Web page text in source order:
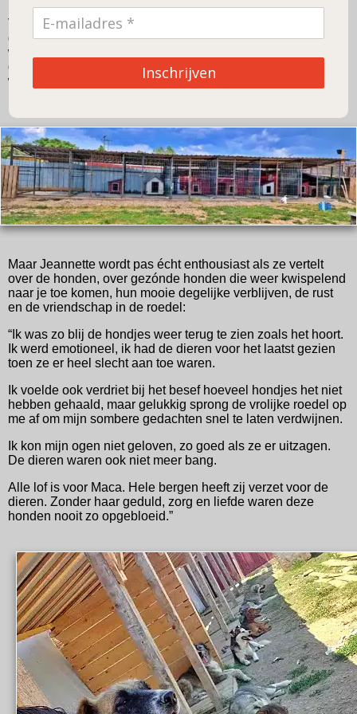
Vanaf mei werden wij van het wel en wee op de hoogte
gehouden. Wat is er ontzettend hard gewerkt! Ongelooflijk
wat Kemal en Maca sindsdien hebben bereikt. Vergeet niet
dat sommige honden niet eens benaderbaar waren, zó
waren ze getraumatiseerd door de hele toestand waar ze al
Maar Jeannette wordt pas écht enthousiast als ze vertelt
over de honden, over gezónde honden die weer kwispelend
naar je toe komen, hun mooie degelijke verblijven, de rust
en de vriendschap in de roedel:
“Ik was zo blij de hondjes weer terug te zien zoals het hoort.
Ik werd emotioneel, ik had de dieren voor het laatst gezien
toen ze er heel slecht aan toe waren.
Ik voelde ook verdriet bij het besef hoeveel hondjes het niet
hebben gehaald, maar gelukkig sprong de vrolijke roedel op
me af om mijn sombere gedachten snel te laten verdwijnen.
Ik kon mijn ogen niet geloven, zo goed als ze er uitzagen.
De dieren waren ook niet meer bang.
Alle lof is voor Maca. Hele bergen heeft zij verzet voor de
dieren. Zonder haar geduld, zorg en liefde waren deze
honden nooit zo opgebloeid.”
Inschrijven